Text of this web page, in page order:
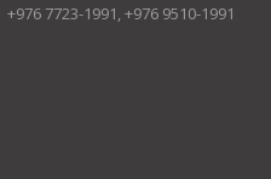
+976 7723-1991, +976 9510-1991